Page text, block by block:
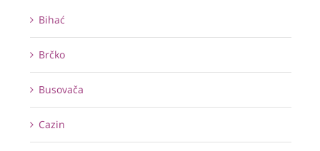
Bihać
Brčko
Busovača
Cazin